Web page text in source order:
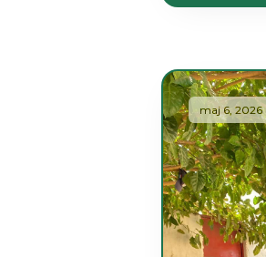
maj 6, 2026